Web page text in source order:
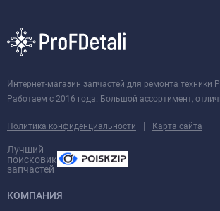
Интернет-магазин запчастей для ремонта техники
Работаем с 2016 года. Большой ассортимент,
Политика конфиденциальности | Карта сайта
Лучший
поисковик
запчастей
КОМПАНИЯ